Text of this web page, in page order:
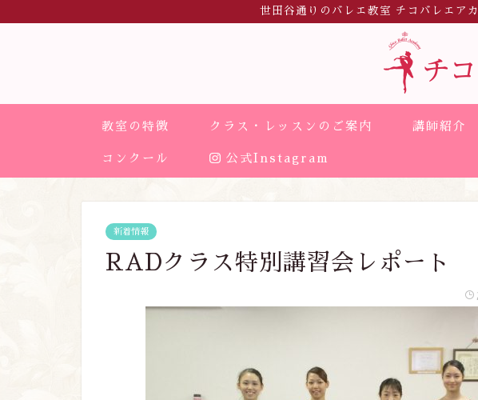
世田谷通りのバレエ教室 チコバレエア
教室の特徴 クラス・レッスンのご案内 講師紹介
コンクール 公式Instagram
新着情報
RADクラス特別講習会レポート